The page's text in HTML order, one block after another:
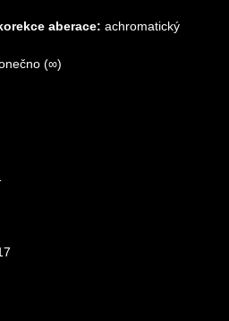
aberace: achromatický
(∞)